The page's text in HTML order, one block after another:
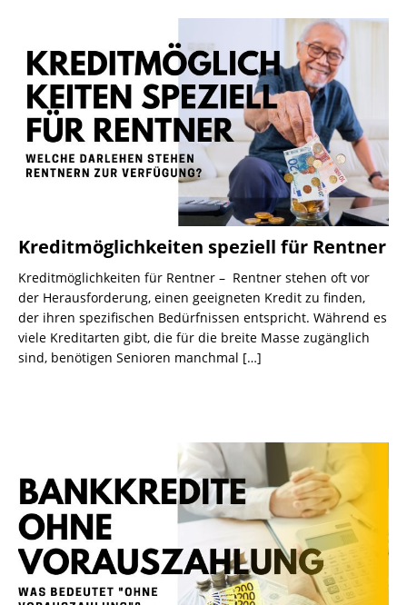
Kreditmöglichkeiten speziell für Rentner
Kreditmöglichkeiten für Rentner – Rentner stehen oft vor
der Herausforderung, einen geeigneten Kredit zu finden,
der ihren spezifischen Bedürfnissen entspricht. Während es
viele Kreditarten gibt, die für die breite Masse zugänglich
sind, benötigen Senioren manchmal […]